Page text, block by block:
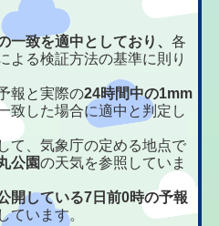
一致を適中としており、各
よる検証方法の基準に則り
報と実際の24時間中の1mm
致した場合に適中と判定し
て、気象庁の定める地点で
公園の天気を参照していま
開している7日前0時の予報
ています。